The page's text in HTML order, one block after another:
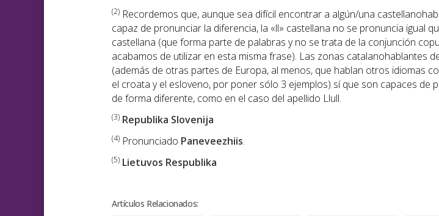
(2) Recordemos que, aunque sea difícil encontrar a algún/una
capaz de pronunciar la diferencia, la «ll» castellana no se pronuncia igual
castellana (que forma parte de palabras y no se trata de la conjunción
acabamos de utilizar en esta misma frase). Las zonas catalanohablantes
(además de otras partes de Europa, al menos, que hablan otros idiomas
el croata y el esloveno, por poner sólo 3 ejemplos) sí que son capaces de
de forma diferente, como en el caso del apellido Llull.
(3) Republika Slovenija
(4) Pronunciado Paneveezhiis.
(5) Lietuvos Respublika
Artículos Relacionados: